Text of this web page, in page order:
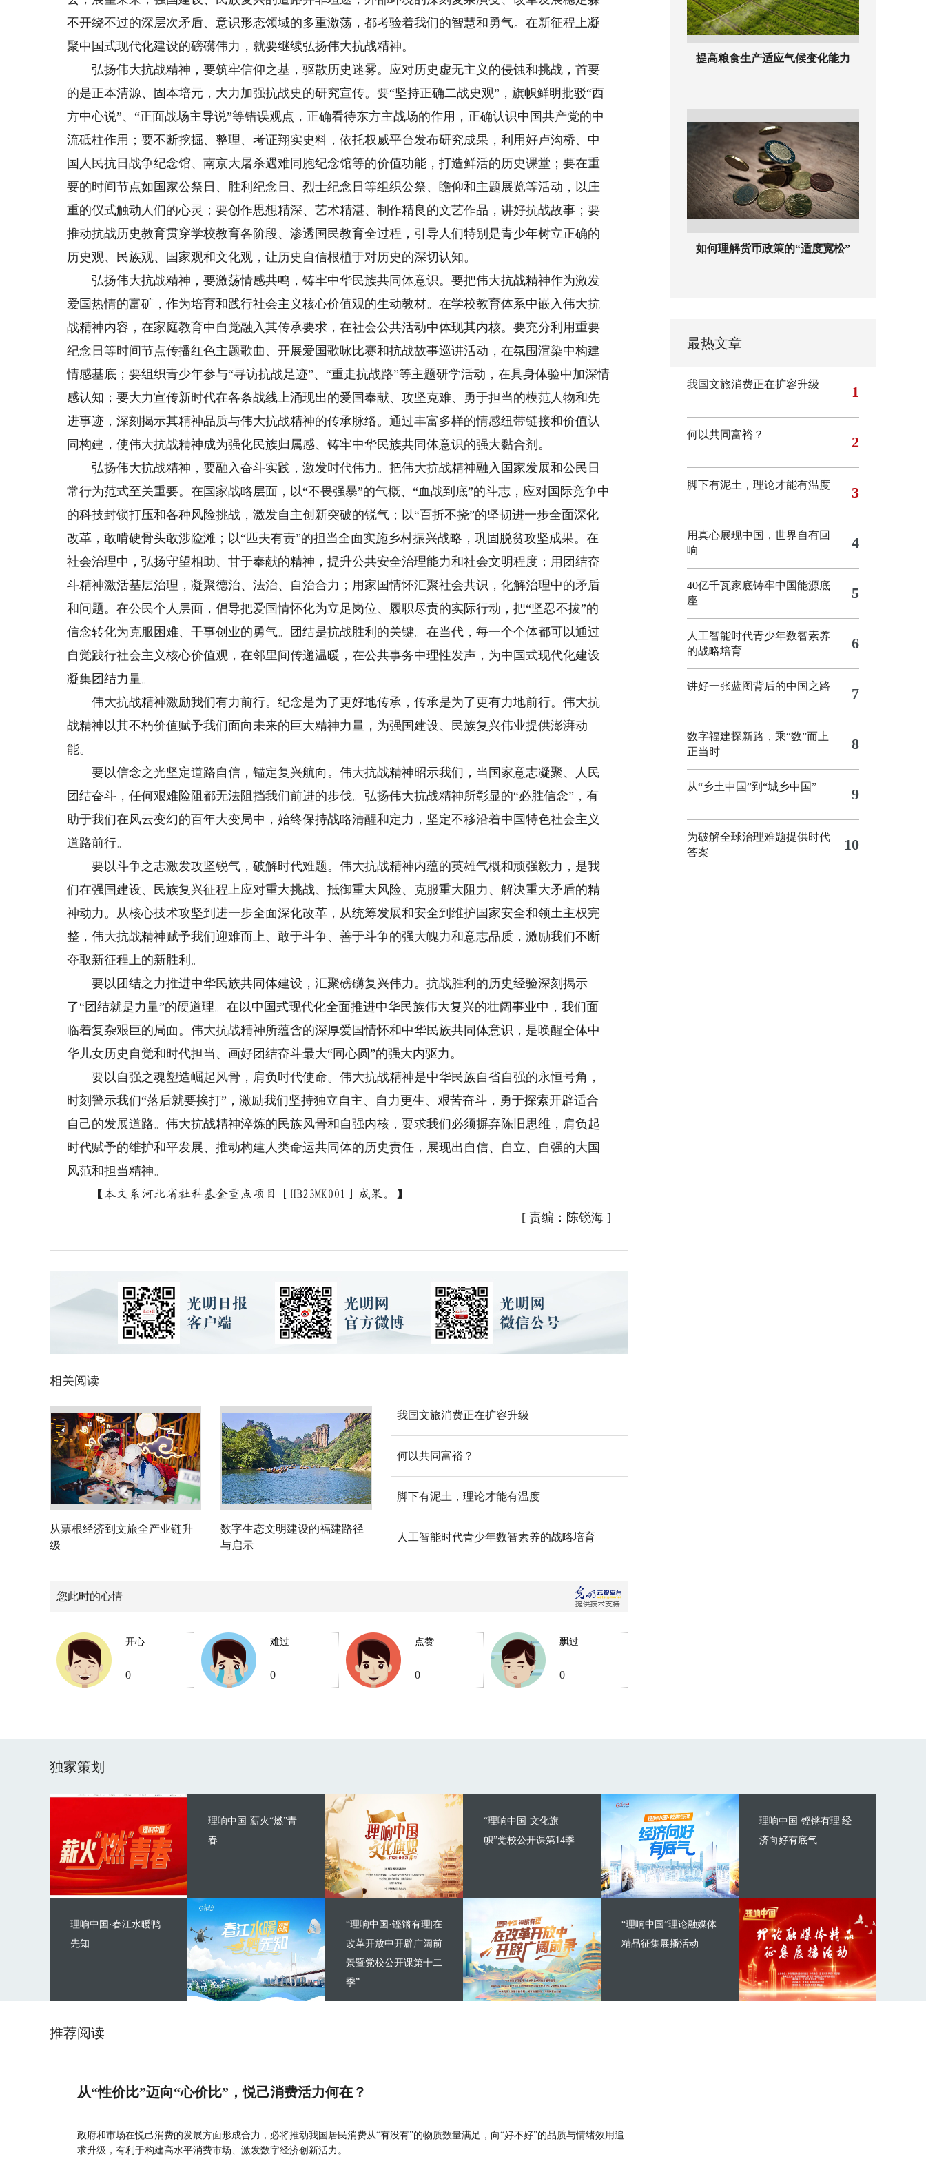
不开绕不过的深层次矛盾、意识形态领域的多重激荡，都考验着我们的智慧和勇气。在新征程上凝
聚中国式现代化建设的磅礴伟力，就要继续弘扬伟大抗战精神。
弘扬伟大抗战精神，要筑牢信仰之基，驱散历史迷雾。应对历史虚无主义的侵蚀和挑战，首要
的是正本清源、固本培元，大力加强抗战史的研究宣传。要“坚持正确二战史观”，旗帜鲜明批驳“西
方中心说”、“正面战场主导说”等错误观点，正确看待东方主战场的作用，正确认识中国共产党的中
流砥柱作用；要不断挖掘、整理、考证翔实史料，依托权威平台发布研究成果，利用好卢沟桥、中
国人民抗日战争纪念馆、南京大屠杀遇难同胞纪念馆等的价值功能，打造鲜活的历史课堂；要在重
要的时间节点如国家公祭日、胜利纪念日、烈士纪念日等组织公祭、瞻仰和主题展览等活动，以庄
重的仪式触动人们的心灵；要创作思想精深、艺术精湛、制作精良的文艺作品，讲好抗战故事；要
推动抗战历史教育贯穿学校教育各阶段、渗透国民教育全过程，引导人们特别是青少年树立正确的
历史观、民族观、国家观和文化观，让历史自信根植于对历史的深切认知。
弘扬伟大抗战精神，要激荡情感共鸣，铸牢中华民族共同体意识。要把伟大抗战精神作为激发
爱国热情的富矿，作为培育和践行社会主义核心价值观的生动教材。在学校教育体系中嵌入伟大抗
战精神内容，在家庭教育中自觉融入其传承要求，在社会公共活动中体现其内核。要充分利用重要
纪念日等时间节点传播红色主题歌曲、开展爱国歌咏比赛和抗战故事巡讲活动，在氛围渲染中构建
情感基底；要组织青少年参与“寻访抗战足迹”、“重走抗战路”等主题研学活动，在具身体验中加深情
感认知；要大力宣传新时代在各条战线上涌现出的爱国奉献、攻坚克难、勇于担当的模范人物和先
进事迹，深刻揭示其精神品质与伟大抗战精神的传承脉络。通过丰富多样的情感纽带链接和价值认
同构建，使伟大抗战精神成为强化民族归属感、铸牢中华民族共同体意识的强大黏合剂。
弘扬伟大抗战精神，要融入奋斗实践，激发时代伟力。把伟大抗战精神融入国家发展和公民日
常行为范式至关重要。在国家战略层面，以“不畏强暴”的气概、“血战到底”的斗志，应对国际竞争中
的科技封锁打压和各种风险挑战，激发自主创新突破的锐气；以“百折不挠”的坚韧进一步全面深化
改革，敢啃硬骨头敢涉险滩；以“匹夫有责”的担当全面实施乡村振兴战略，巩固脱贫攻坚成果。在
社会治理中，弘扬守望相助、甘于奉献的精神，提升公共安全治理能力和社会文明程度；用团结奋
斗精神激活基层治理，凝聚德治、法治、自治合力；用家国情怀汇聚社会共识，化解治理中的矛盾
和问题。在公民个人层面，倡导把爱国情怀化为立足岗位、履职尽责的实际行动，把“坚忍不拔”的
信念转化为克服困难、干事创业的勇气。团结是抗战胜利的关键。在当代，每一个个体都可以通过
自觉践行社会主义核心价值观，在邻里间传递温暖，在公共事务中理性发声，为中国式现代化建设
凝集团结力量。
伟大抗战精神激励我们有力前行。纪念是为了更好地传承，传承是为了更有力地前行。伟大抗
战精神以其不朽价值赋予我们面向未来的巨大精神力量，为强国建设、民族复兴伟业提供澎湃动
能。
要以信念之光坚定道路自信，锚定复兴航向。伟大抗战精神昭示我们，当国家意志凝聚、人民
团结奋斗，任何艰难险阻都无法阻挡我们前进的步伐。弘扬伟大抗战精神所彰显的“必胜信念”，有
助于我们在风云变幻的百年大变局中，始终保持战略清醒和定力，坚定不移沿着中国特色社会主义
道路前行。
要以斗争之志激发攻坚锐气，破解时代难题。伟大抗战精神内蕴的英雄气概和顽强毅力，是我
们在强国建设、民族复兴征程上应对重大挑战、抵御重大风险、克服重大阻力、解决重大矛盾的精
神动力。从核心技术攻坚到进一步全面深化改革，从统筹发展和安全到维护国家安全和领土主权完
整，伟大抗战精神赋予我们迎难而上、敢于斗争、善于斗争的强大魄力和意志品质，激励我们不断
夺取新征程上的新胜利。
要以团结之力推进中华民族共同体建设，汇聚磅礴复兴伟力。抗战胜利的历史经验深刻揭示
了“团结就是力量”的硬道理。在以中国式现代化全面推进中华民族伟大复兴的壮阔事业中，我们面
临着复杂艰巨的局面。伟大抗战精神所蕴含的深厚爱国情怀和中华民族共同体意识，是唤醒全体中
华儿女历史自觉和时代担当、画好团结奋斗最大“同心圆”的强大内驱力。
要以自强之魂塑造崛起风骨，肩负时代使命。伟大抗战精神是中华民族自省自强的永恒号角，
时刻警示我们“落后就要挨打”，激励我们坚持独立自主、自力更生、艰苦奋斗，勇于探索开辟适合
自己的发展道路。伟大抗战精神淬炼的民族风骨和自强内核，要求我们必须摒弃陈旧思维，肩负起
时代赋予的维护和平发展、推动构建人类命运共同体的历史责任，展现出自信、自立、自强的大国
风范和担当精神。
【本文系河北省社科基金重点项目［HB23MK001］成果。】
[ 责编：陈锐海 ]
相关阅读
从票根经济到文旅全产业链升
级
数字生态文明建设的福建路径
与启示
我国文旅消费正在扩容升级
何以共同富裕？
脚下有泥土，理论才能有温度
人工智能时代青少年数智素养的战略培育
您此时的心情
开心
0
难过
0
点赞
0
飘过
0
提高粮食生产适应气候变化能力
如何理解货币政策的“适度宽松”
最热文章
我国文旅消费正在扩容升级 1
何以共同富裕？ 2
脚下有泥土，理论才能有温度 3
用真心展现中国，世界自有回
响
4
40亿千瓦家底铸牢中国能源底
座
5
人工智能时代青少年数智素养
的战略培育
6
讲好一张蓝图背后的中国之路 7
数字福建探新路，乘“数”而上
正当时
8
从“乡土中国”到“城乡中国” 9
为破解全球治理难题提供时代
答案
10
独家策划
理响中国·薪火“燃”青
春
理响中国·春江水暖鸭
先知
“理响中国·文化旗
帜”党校公开课第14季
“理响中国·铿锵有理|在
改革开放中开辟广阔前
景暨党校公开课第十二
季”
理响中国·铿锵有理|经
济向好有底气
“理响中国”理论融媒体
精品征集展播活动
推荐阅读
从“性价比”迈向“心价比”，悦己消费活力何在？
政府和市场在悦己消费的发展方面形成合力，必将推动我国居民消费从“有没有”的物质数量满足，向“好不好”的品质与情绪效用追
求升级，有利于构建高水平消费市场、激发数字经济创新活力。